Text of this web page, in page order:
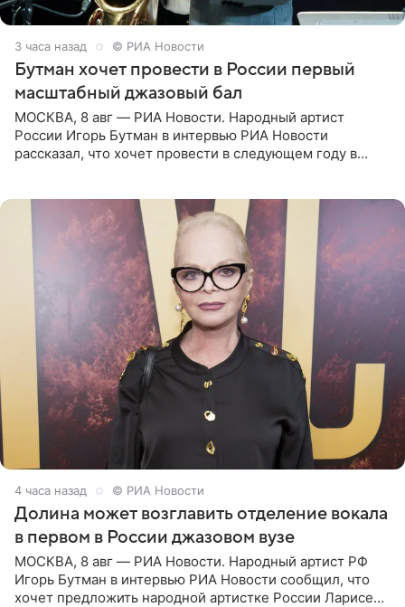
3 часа назад © РИА Новости
Бутман хочет провести в России первый
масштабный джазовый бал
МОСКВА, 8 авг — РИА Новости. Народный артист
России Игорь Бутман в интервью РИА Новости
рассказал, что хочет провести в следующем году в
4 часа назад © РИА Новости
Долина может возглавить отделение вокала
в первом в России джазовом вузе
МОСКВА, 8 авг — РИА Новости. Народный артист РФ
Игорь Бутман в интервью РИА Новости сообщил, что
хочет предложить народной артистке России Ларисе